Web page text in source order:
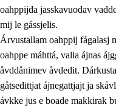
oahppijda jasskavuodav
mij le gássjelis.
Árvustallam oahppij fágalasj
oahppe máhttá, valla ájnas
åvddånimev åvdedit.
gåtsedittjat ájnegattjajt ja
ávkke jus e boade makkirak